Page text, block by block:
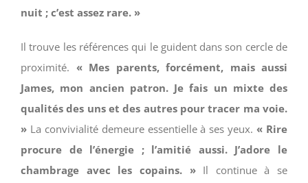
nuit ; c’est assez rare. »
Il trouve les références qui le guident dans son cercle de
proximité. « Mes parents, forcément, mais aussi
James, mon ancien patron. Je fais un mixte des
qualités des uns et des autres pour tracer ma voie.
» La convivialité demeure essentielle à ses yeux.« Rire
procure de l’énergie ; l’amitié aussi. J’adore le
chambrage avec les copains. »Il continue à se